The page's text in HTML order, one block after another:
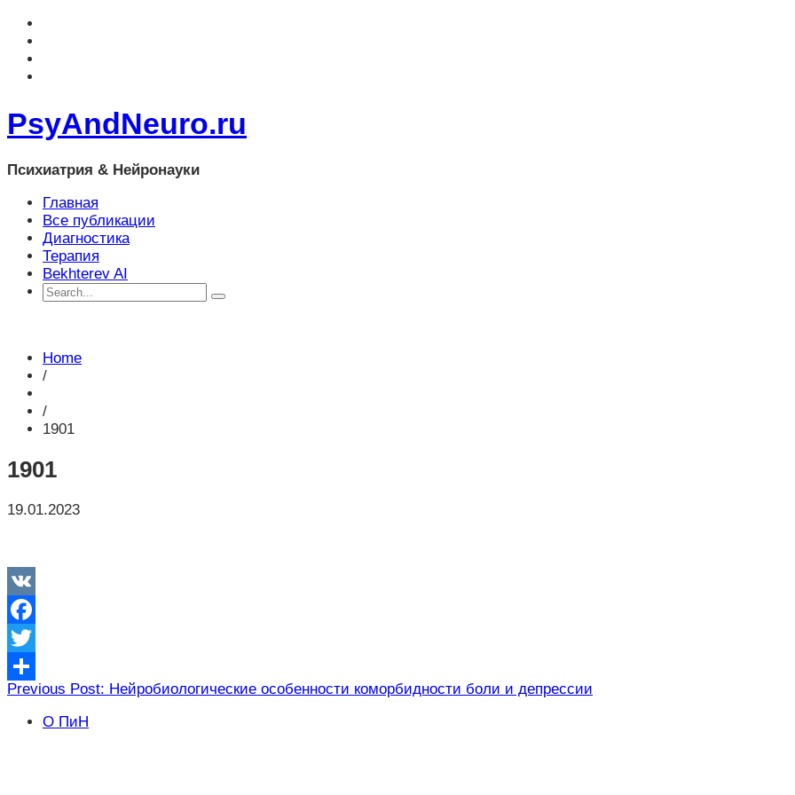
PsyAndNeuro.ru
Психиатрия & Нейронауки
Главная
Все публикации
Диагностика
Терапия
Bekhterev AI
Home
/
/
1901
1901
19.01.2023
VK
Facebook
Twitter
Отправить
Навигация
по
Previous Post: Нейробиологические особенности коморбидности боли и депрессии
О ПиН